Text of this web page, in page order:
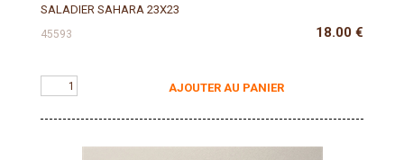
SALADIER SAHARA 23X23
45593 18.00 €
AJOUTER AU PANIER